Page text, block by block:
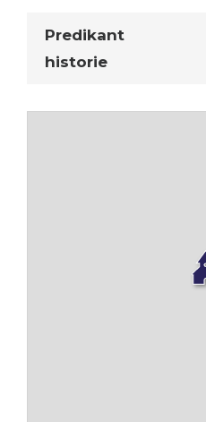
Predikant
historie